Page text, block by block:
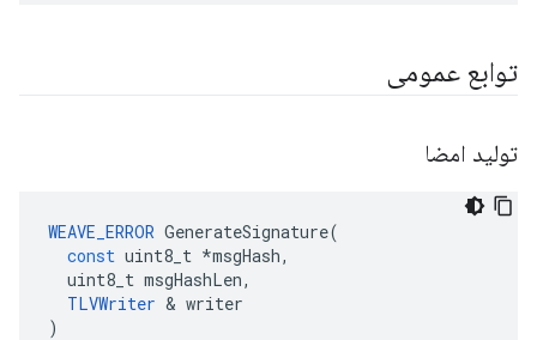
توابع عمومی
تولید امضا
WEAVE_ERROR GenerateSignature(
const uint8_t *msgHash,
uint8_t msgHashLen,
TLVWriter & writer
)